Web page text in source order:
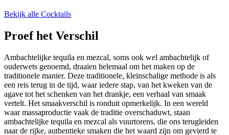
Bekijk alle Cocktails
Proef het Verschil
Ambachtelijke tequila en mezcal, soms ook wel ambachtelijk of
ouderwets genoemd, draaien helemaal om het maken op de
traditionele manier. Deze traditionele, kleinschalige methode is als
een reis terug in de tijd, waar iedere stap, van het kweken van de
agave tot het schenken van het drankje, een verhaal van smaak
vertelt. Het smaakverschil is ronduit opmerkelijk. In een wereld
waar massaproductie vaak de traditie overschaduwt, staan
ambachtelijke tequila en mezcal als vuurtorens, die ons terugleiden
naar de rijke, authentieke smaken die het waard zijn om gevierd te